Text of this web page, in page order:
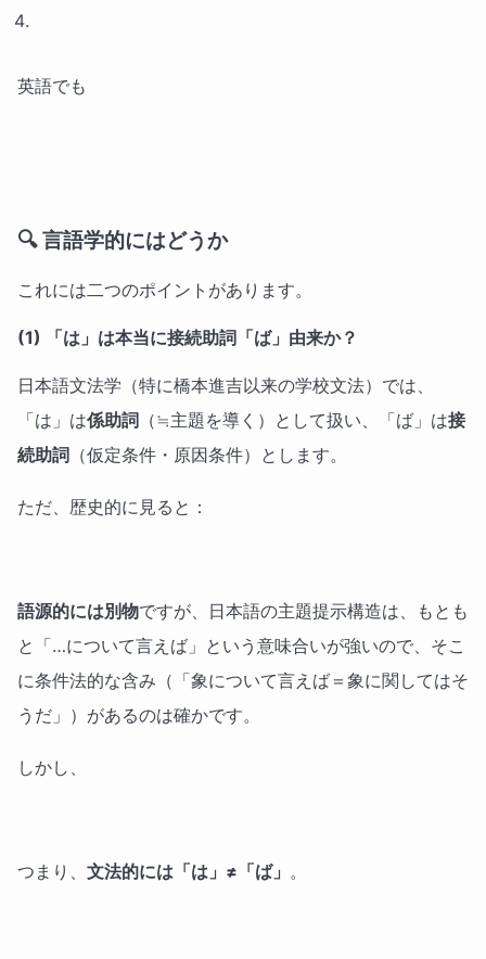
英語でも
🔍 言語学的にはどうか
これには二つのポイントがあります。
(1) 「は」は本当に接続助詞「ば」由来か？
日本語文法学（特に橋本進吉以来の学校文法）では、
「は」は係助詞 （≒主題を導く）として扱い、「ば」は接
続助詞 （仮定条件・原因条件）とします。
ただ、歴史的に見ると：
語源的には別物ですが、日本語の主題提示構造は、もとも
と「…について言えば」という意味合いが強いので、そこ
に条件法的な含み（「象について言えば＝象に関してはそ
うだ」）があるのは確かです。
しかし、
つまり、 文法的には「は」≠「ば」 。